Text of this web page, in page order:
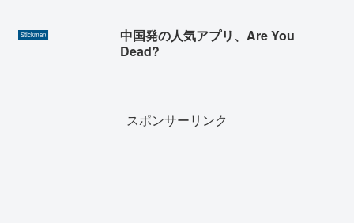
Stickman
中国発の人気アプリ、Are You
Dead?
スポンサーリンク